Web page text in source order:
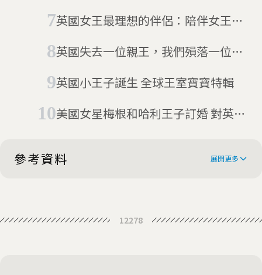
英國女王最理想的伴侶：陪伴女王70
英國失去一位親王，我們殞落一位
英國小王子誕生 全球王室寶寶特輯
美國女星梅根和哈利王子訂婚 對英國
參考資料 展開更多
With Father Amid Scandal
12278